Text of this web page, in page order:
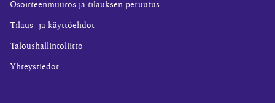
Osoitteenmuutos ja tilauksen peruutus
Tilaus- ja käyttöehdot
Taloushallintoliitto
Yhteystiedot